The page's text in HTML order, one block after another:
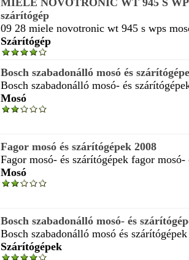
MIELE NOVOTRONIC WT 945 S
szárítógép
09 28 miele novotronic wt 945 s wps
Szárítógép
Bosch szabadonálló mosó és
Bosch szabadonálló mosó- és
Mosó
Fagor mosó és szárítógépek 2008
Fagor mosó- és szárítógépek fagor
Mosó
Bosch szabadonálló mosó- és
Bosch szabadonálló mosó és
Szárítógépek